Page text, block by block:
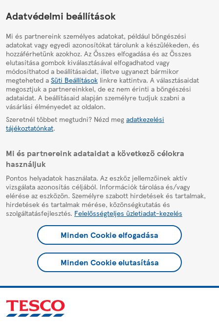
HelpPage
Adatvédelmi beállítások
Mi és partnereink személyes adatokat, például böngészési
adatokat vagy egyedi azonosítókat tárolunk a készülékeden, és
hozzáférhetünk azokhoz. Az Összes elfogadása és az Összes
elutasítása gombok kiválasztásával elfogadhatod vagy
módosíthatod a beállításaidat, illetve ugyanezt bármikor
megteheted a Süti Beállítások linkre kattintva. A választásaidat
megosztjuk a partnereinkkel, de ez nem érinti a böngészési
adataidat. A beállításaid alapján személyre tudjuk szabni a
vásárlási élményedet az oldalon.
Szeretnél többet megtudni? Nézd meg adatkezelési
tájékoztatónkat.
Mi és partnereink adataidat a következő célokra
használjuk
Pontos helyadatok használata. Az eszköz jellemzőinek aktív
vizsgálata azonosítás céljából. Információk tárolása és/vagy
elérése az eszközön. Személyre szabott hirdetések és tartalmak,
hirdetések és tartalmak mérése, közönségkutatás és
szolgáltatásfejlesztés. Felelősségteljes üzletiadat-kezelés
Minden Cookie elfogadása
Minden Cookie elutasítása